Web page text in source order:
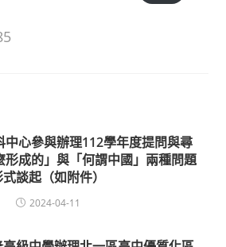
中心參與辦理112學年度提問與尋
形成的」與「何謂中國」兩種問題
談起（如附件）
2024-04-11